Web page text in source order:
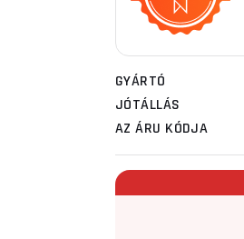
GYÁRTÓ
JÓTÁLLÁS
AZ ÁRU KÓDJA